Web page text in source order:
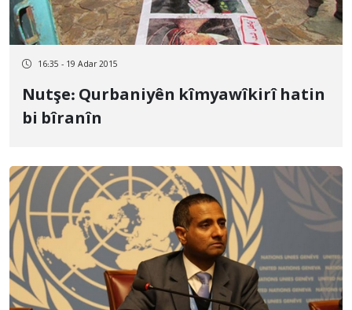
16:35 - 19 Adar 2015
Nutşe: Qurbaniyên kîmyawîkirî hatin
bi bîranîn